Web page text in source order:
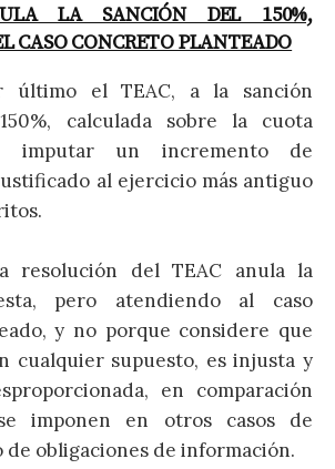
LA SANCIÓN DEL 150%,
CASO CONCRETO PLANTEADO
último el TEAC, a la sanción
calculada sobre la cuota
imputar un incremento de
al ejercicio más antiguo
resolución del TEAC anula la
pero atendiendo al caso
y no porque considere que
cualquier supuesto, es injusta y
en comparación
imponen en otros casos de
obligaciones de información.